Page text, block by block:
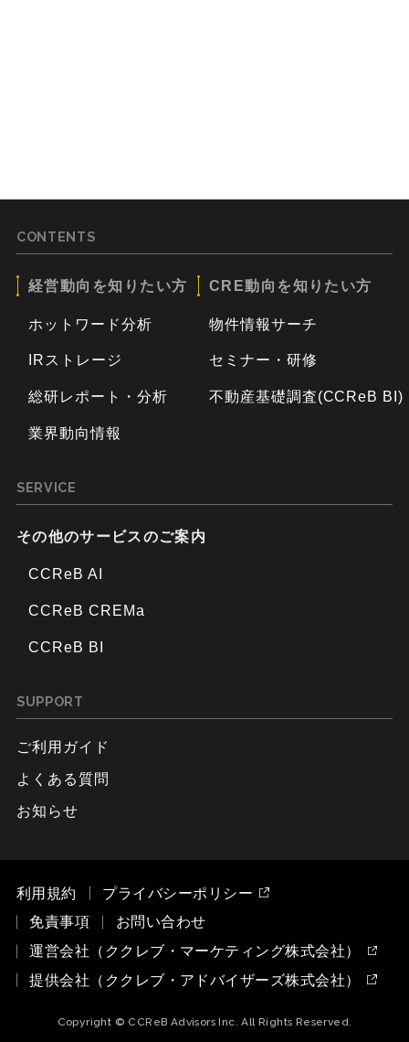
CONTENTS
経営動向を知りたい方
ホットワード分析
IRストレージ
総研レポート・分析
業界動向情報
CRE動向を知りたい方
物件情報サーチ
セミナー・研修
不動産基礎調査(CCReB BI)
SERVICE
その他のサービスのご案内
CCReB AI
CCReB CREMa
CCReB BI
SUPPORT
ご利用ガイド
よくある質問
お知らせ
利用規約
プライバシーポリシー
免責事項
お問い合わせ
運営会社（ククレブ・マーケティング株式会社）
提供会社（ククレブ・アドバイザーズ株式会社）
Copyright © CCReB Advisors Inc. All Rights Reserved.